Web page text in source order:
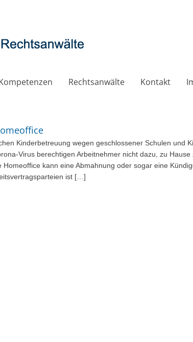
Rechtsanwälte Kontakt
Kinderbetreuung wegen geschlossener Schulen und
Virus berechtigen Arbeitnehmer nicht dazu, zu
kann eine Abmahnung oder sogar eine
ist […]